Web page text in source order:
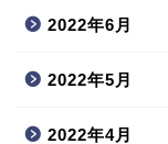
2022年6月
2022年5月
2022年4月